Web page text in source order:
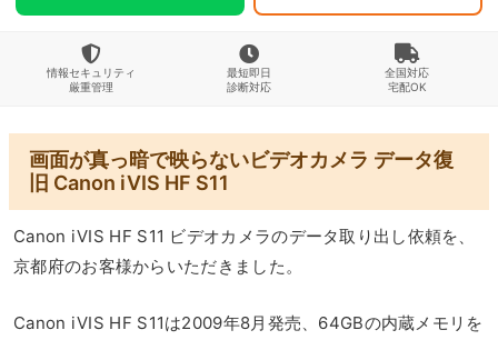
情報セキュリティ
厳重管理
最短即日
診断対応
全国対応
宅配OK
画面が真っ暗で映らないビデオカメラ データ復
旧 Canon iVIS HF S11
Canon iVIS HF S11 ビデオカメラのデータ取り出し依頼を、
京都府のお客様からいただきました。
Canon iVIS HF S11は2009年8月発売、64GBの内蔵メモリを